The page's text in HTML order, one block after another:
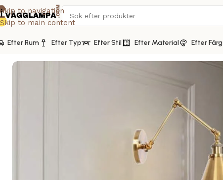
Skip to navigation
Skip to main content
Efter Rum Efter Typ Efter Stil Efter Material Efter Färg
Vägglampa guld